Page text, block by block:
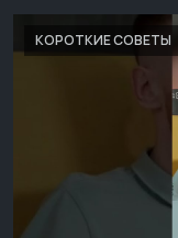
КОРОТКИЕ СОВЕТЫ